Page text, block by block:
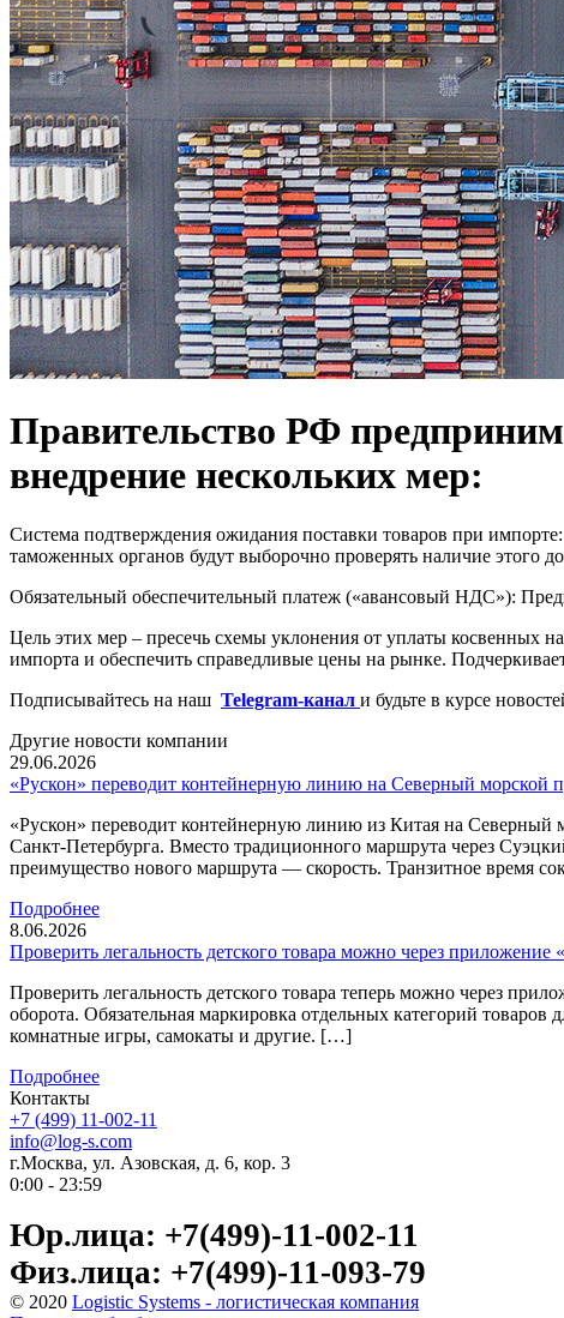
Правительство РФ
внедрение нескольких мер:
Система подтверждения ожидания поставки товаров при
таможенных органов будут выборочно проверять наличие этого
Обязательный обеспечительный платеж («авансовый НДС»):
Цель этих мер – пресечь схемы уклонения от уплаты косвенных
импорта и обеспечить справедливые цены на рынке.
Подписывайтесь на наш Telegram-канал и будьте в курсе
Другие новости компании
29.06.2026
«Рускон» переводит контейнерную линию на Северный морской
«Рускон» переводит контейнерную линию из Китая на
Санкт-Петербурга. Вместо традиционного маршрута через
преимущество нового маршрута — скорость. Транзитное время
Подробнее
8.06.2026
Проверить легальность детского товара можно через приложение
Проверить легальность детского товара теперь можно через
оборота. Обязательная маркировка отдельных категорий
комнатные игры, самокаты и другие. […]
Подробнее
Контакты
+7 (499) 11-002-11
info@log-s.com
г.Москва, ул. Азовская, д. 6, кор. 3
0:00 - 23:59
Юр.лица: +7(499)-11-002-11
Физ.лица: +7(499)-11-093-79
© 2020 Logistic Systems - логистическая компания